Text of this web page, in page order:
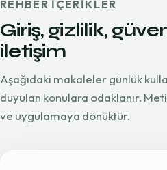
REHBER IÇERIKLER
Giriş, gizlilik,
iletişim
Aşağıdaki makaleler günlük
duyulan konulara odaklanır.
ve uygulamaya dönüktür.